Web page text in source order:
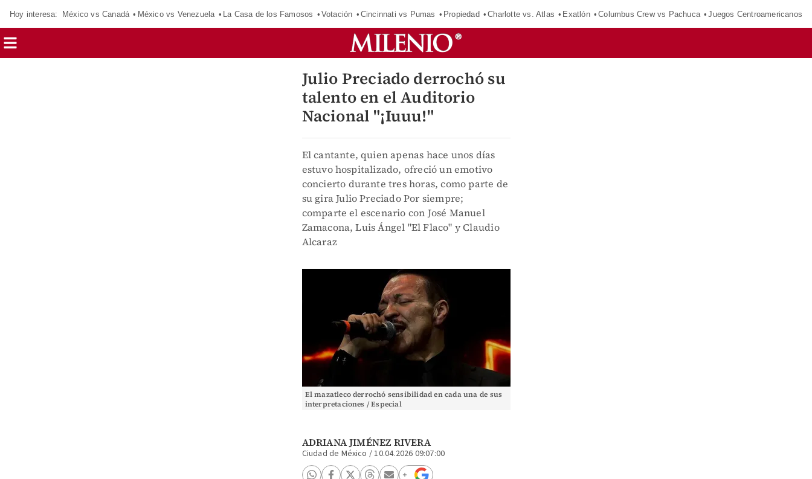
Hoy interesa: México vs Canadá México vs Venezuela La Casa de los Famosos Votación Cincinnati vs Pumas Propiedad Charlotte vs. Atlas Exatlón Columbus Crew vs Pachuca Juegos Centroamericanos
Julio Preciado derrochó su
talento en el Auditorio
Nacional "¡Iuuu!"
El cantante, quien apenas hace unos días
estuvo hospitalizado, ofreció un emotivo
concierto durante tres horas, como parte de
su gira Julio Preciado Por siempre;
comparte el escenario con José Manuel
Zamacona, Luis Ángel "El Flaco" y Claudio
Alcaraz
El mazatleco derrochó sensibilidad en cada una de sus
interpretaciones / Especial
ADRIANA JIMÉNEZ RIVERA
Ciudad de México /10.04.2026 09:07:00